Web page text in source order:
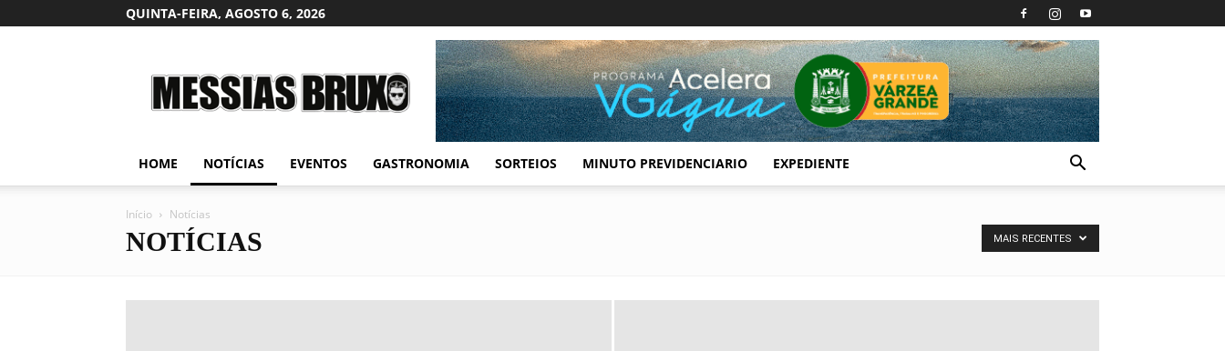
QUINTA-FEIRA, AGOSTO 6, 2026
Bruxo
HOME NOTÍCIAS EVENTOS GASTRONOMIA SORTEIOS MINUTO PREVIDENCIARIO EXPEDIENTE
Início Notícias
NOTÍCIAS MAIS RECENTES